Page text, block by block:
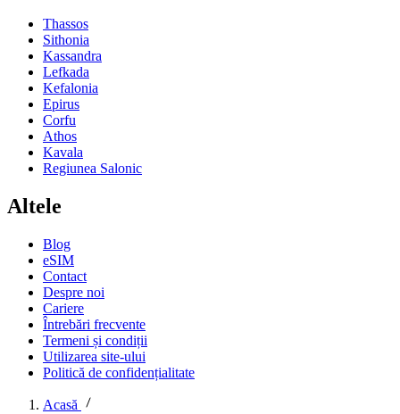
Thassos
Sithonia
Kassandra
Lefkada
Kefalonia
Epirus
Corfu
Athos
Kavala
Regiunea Salonic
Altele
Blog
eSIM
Contact
Despre noi
Cariere
Întrebări frecvente
Termeni și condiții
Utilizarea site-ului
Politică de confidențialitate
Acasă